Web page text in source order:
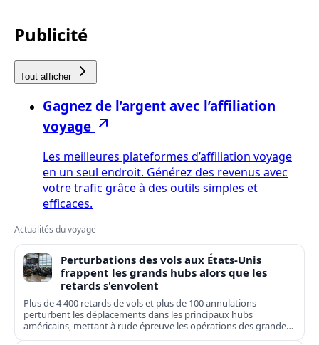
Publicité
Tout afficher
Gagnez de l’argent avec l’affiliation
voyage
Les meilleures plateformes d’affiliation voyage
en un seul endroit. Générez des revenus avec
votre trafic grâce à des outils simples et
efficaces.
Actualités du voyage
Perturbations des vols aux États-Unis
frappent les grands hubs alors que les
retards s'envolent
Plus de 4 400 retards de vols et plus de 100 annulations
perturbent les déplacements dans les principaux hubs
américains, mettant à rude épreuve les opérations des grandes
compagnies nationales et régionales.